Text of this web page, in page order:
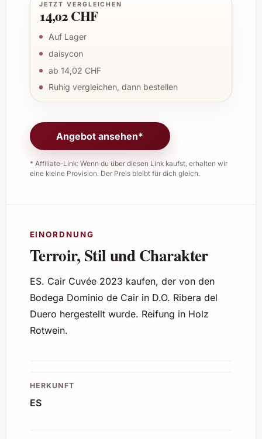
JETZT VERGLEICHEN
14,02 CHF
Auf Lager
daisycon
ab 14,02 CHF
Ruhig vergleichen, dann bestellen
Angebot ansehen*
* Affiliate-Link: Wenn du über diesen Link kaufst, erhalten wir
eine kleine Provision. Der Preis bleibt für dich gleich.
EINORDNUNG
Terroir, Stil und Charakter
ES. Cair Cuvée 2023 kaufen, der von den
Bodega Dominio de Cair in D.O. Ribera del
Duero hergestellt wurde. Reifung in Holz
Rotwein.
HERKUNFT
ES